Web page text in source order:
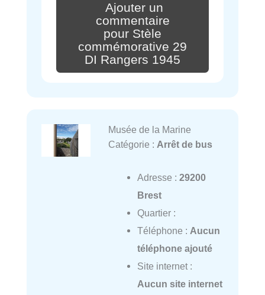
Ajouter un
commentaire
pour Stèle
commémorative 29
DI Rangers 1945
Musée de la Marine
Catégorie : Arrêt de bus
Adresse : 29200
Brest
Quartier :
Téléphone : Aucun
téléphone ajouté
Site internet :
Aucun site internet